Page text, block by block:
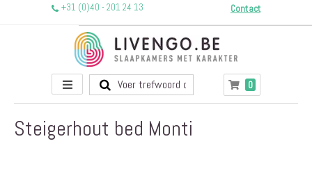
+31 (0)40 - 201 24 13 Contact
Toggle
Nav
Winkelwagen
0producten
Steigerhout bed Monti